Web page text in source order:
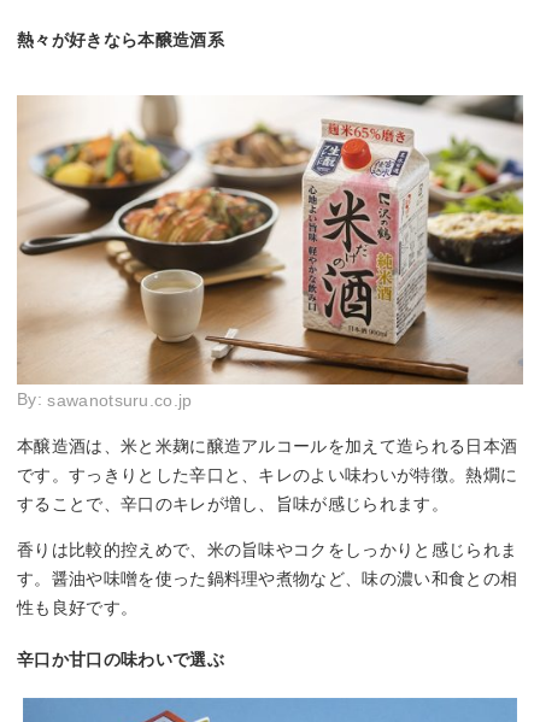
熱々が好きなら本醸造酒系
By: sawanotsuru.co.jp
本醸造酒は、米と米麹に醸造アルコールを加えて造られる日本酒
です。すっきりとした辛口と、キレのよい味わいが特徴。熱燗に
することで、辛口のキレが増し、旨味が感じられます。
香りは比較的控えめで、米の旨味やコクをしっかりと感じられま
す。醤油や味噌を使った鍋料理や煮物など、味の濃い和食との相
性も良好です。
辛口か甘口の味わいで選ぶ